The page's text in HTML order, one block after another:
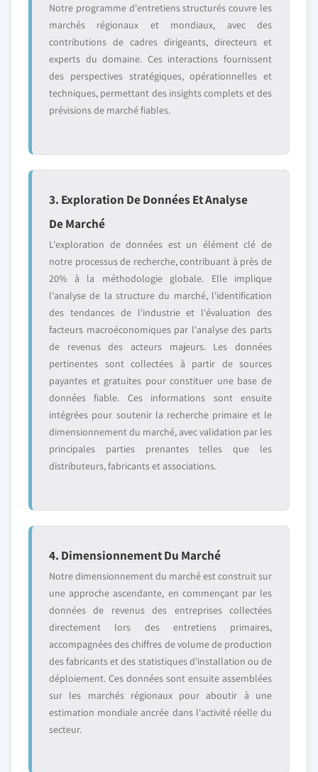
Notre programme d'entretiens structurés couvre les
marchés régionaux et mondiaux, avec des
contributions de cadres dirigeants, directeurs et
experts du domaine. Ces interactions fournissent
des perspectives stratégiques, opérationnelles et
techniques, permettant des insights complets et des
prévisions de marché fiables.
3. Exploration De Données Et Analyse
De Marché
L'exploration de données est un élément clé de
notre processus de recherche, contribuant à près de
20% à la méthodologie globale. Elle implique
l'analyse de la structure du marché, l'identification
des tendances de l'industrie et l'évaluation des
facteurs macroéconomiques par l'analyse des parts
de revenus des acteurs majeurs. Les données
pertinentes sont collectées à partir de sources
payantes et gratuites pour constituer une base de
données fiable. Ces informations sont ensuite
intégrées pour soutenir la recherche primaire et le
dimensionnement du marché, avec validation par les
principales parties prenantes telles que les
distributeurs, fabricants et associations.
4. Dimensionnement Du Marché
Notre dimensionnement du marché est construit sur
une approche ascendante, en commençant par les
données de revenus des entreprises collectées
directement lors des entretiens primaires,
accompagnées des chiffres de volume de production
des fabricants et des statistiques d'installation ou de
déploiement. Ces données sont ensuite assemblées
sur les marchés régionaux pour aboutir à une
estimation mondiale ancrée dans l'activité réelle du
secteur.